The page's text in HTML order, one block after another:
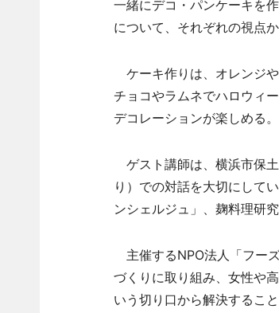
一緒にデコ・パンケーキを
について、それぞれの視点
ケーキ作りは、オレンジ
チョコやラムネでハロウィ
デコレーションが楽しめる。
ゲスト講師は、横浜市保
り）での対話を大切にして
ンシェルジュ」、麹料理研
主催するNPO法人「フー
づくりに取り組み、女性や
いう切り口から解決するこ